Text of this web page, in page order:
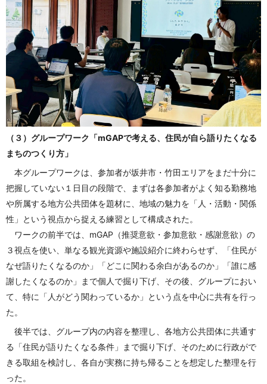
（３）グループワーク「mGAPで考える、住民が自ら語りたくなる
まちのつくり方」
本グループワークは、参加者が坂井市・竹田エリアをまだ十分に
把握していない１日目の段階で、まずは各参加者がよく知る勤務地
や所属する地方公共団体を題材に、地域の魅力を「人・活動・関係
性」という視点から捉える練習として構成された。
ワークの前半では、mGAP（推奨意欲・参加意欲・感謝意欲）の
３視点を使い、単なる観光資源や施設紹介に終わらせず、「住民が
なぜ語りたくなるのか」「どこに関わる余白があるのか」「誰に感
謝したくなるのか」まで個人で掘り下げ、その後、グループにおい
て、特に「人がどう関わっているか」という点を中心に共有を行っ
た。
後半では、グループ内の内容を整理し、各地方公共団体に共通す
る「住民が語りたくなる条件」まで掘り下げ、そのために行政がで
きる取組を検討し、各自が実務に持ち帰ることを想定した整理を行
った。